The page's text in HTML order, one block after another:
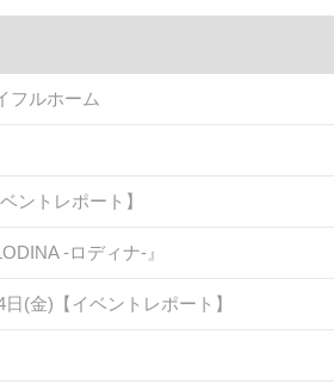
フルホーム
ントレポート】
-ロディナ-』
(金)【イベントレポート】